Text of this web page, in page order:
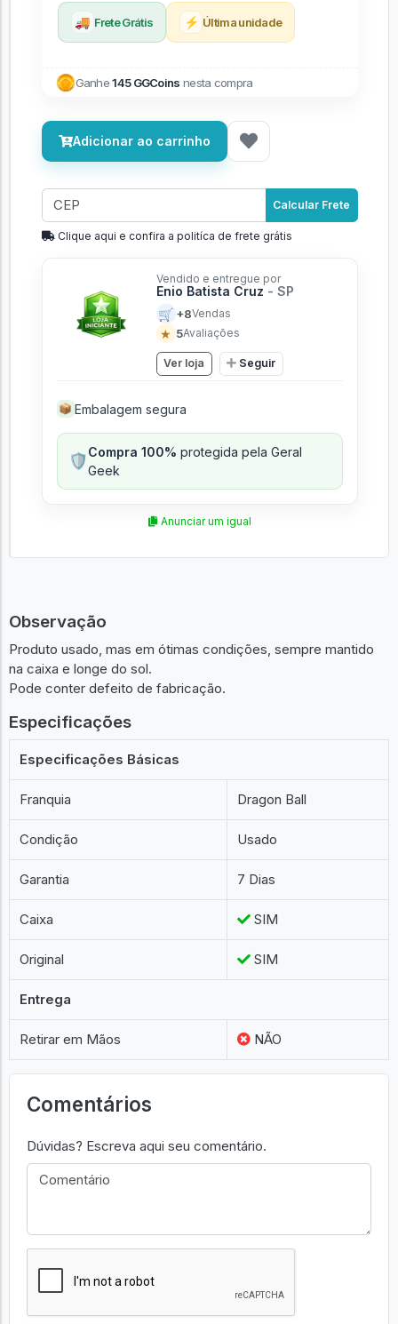
🚚 Frete Grátis ⚡ Última unidade
Ganhe145 GGCoins nesta compra
Adicionar ao carrinho
Calcular Frete
Clique aqui e confira a politíca de frete grátis
Vendido e entregue por
Enio Batista Cruz - SP
🛒 +8Vendas
★ 5Avaliações
Ver loja Seguir
📦 Embalagem segura
🛡️Compra 100% protegida pela Geral
Geek
Anunciar um igual
Observação
Produto usado, mas em ótimas condições, sempre mantido
na caixa e longe do sol.
Pode conter defeito de fabricação.
Especificações
Especificações Básicas
Franquia Dragon Ball
Condição Usado
Garantia 7 Dias
Caixa SIM
Original SIM
Entrega
Retirar em Mãos NÃO
Comentários
Dúvidas? Escreva aqui seu comentário.